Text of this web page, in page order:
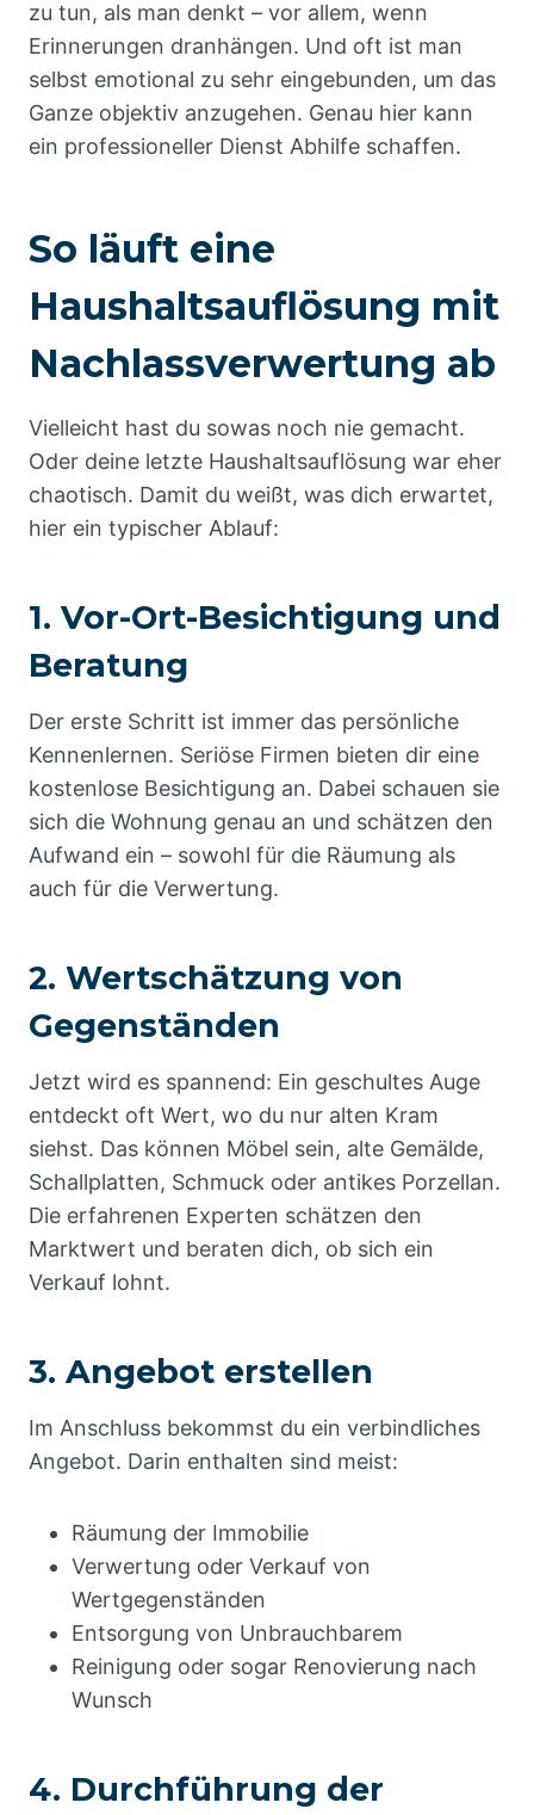
zu tun, als man denkt – vor allem, wenn
Erinnerungen dranhängen. Und oft ist man
selbst emotional zu sehr eingebunden, um das
Ganze objektiv anzugehen. Genau hier kann
ein professioneller Dienst Abhilfe schaffen.
So läuft eine
Haushaltsauflösung mit
Nachlassverwertung ab
Vielleicht hast du sowas noch nie gemacht.
Oder deine letzte Haushaltsauflösung war eher
chaotisch. Damit du weißt, was dich erwartet,
hier ein typischer Ablauf:
1. Vor-Ort-Besichtigung und
Beratung
Der erste Schritt ist immer das persönliche
Kennenlernen. Seriöse Firmen bieten dir eine
kostenlose Besichtigung an. Dabei schauen sie
sich die Wohnung genau an und schätzen den
Aufwand ein – sowohl für die Räumung als
auch für die Verwertung.
2. Wertschätzung von
Gegenständen
Jetzt wird es spannend: Ein geschultes Auge
entdeckt oft Wert, wo du nur alten Kram
siehst. Das können Möbel sein, alte Gemälde,
Schallplatten, Schmuck oder antikes Porzellan.
Die erfahrenen Experten schätzen den
Marktwert und beraten dich, ob sich ein
Verkauf lohnt.
3. Angebot erstellen
Im Anschluss bekommst du ein verbindliches
Angebot. Darin enthalten sind meist:
Räumung der Immobilie
Verwertung oder Verkauf von
Wertgegenständen
Entsorgung von Unbrauchbarem
Reinigung oder sogar Renovierung nach
Wunsch
4. Durchführung der